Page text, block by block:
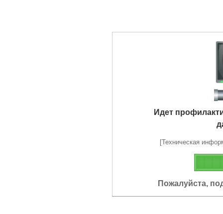
Идет
[Техническая
Пожалуйста,